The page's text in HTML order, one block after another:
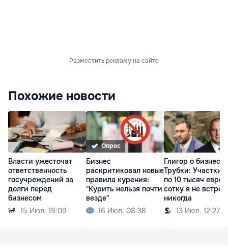
Разместить рекламу на сайте
Похожие новости
Власти ужесточат
ответственность
госучреждений за
долги перед
бизнесом
15 Июл. 19:09
Опрос
Бизнес
раскритиковал новые
правила курения:
"Курить нельзя почти
везде"
16 Июл. 08:38
Глигор о бизнесе
Трубки: Участки
по 10 тысяч евро
сотку я не
никогда
13 Июл. 12:27